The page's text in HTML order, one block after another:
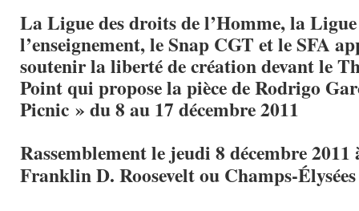
La Ligue des droits de l’Homme, la
l’enseignement, le Snap CGT et le SFA
soutenir la liberté de création devant le
Point qui propose la pièce de Rodrigo
Picnic » du 8 au 17 décembre 2011
Rassemblement le jeudi 8 décembre
Franklin D. Roosevelt ou Champs-